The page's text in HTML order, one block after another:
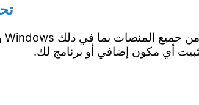
أي مكون إضافي أو برنامج لك.